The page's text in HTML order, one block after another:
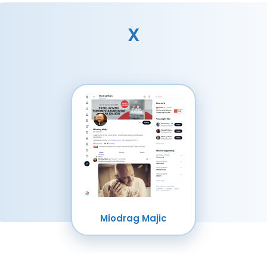
X
Miodrag Majic